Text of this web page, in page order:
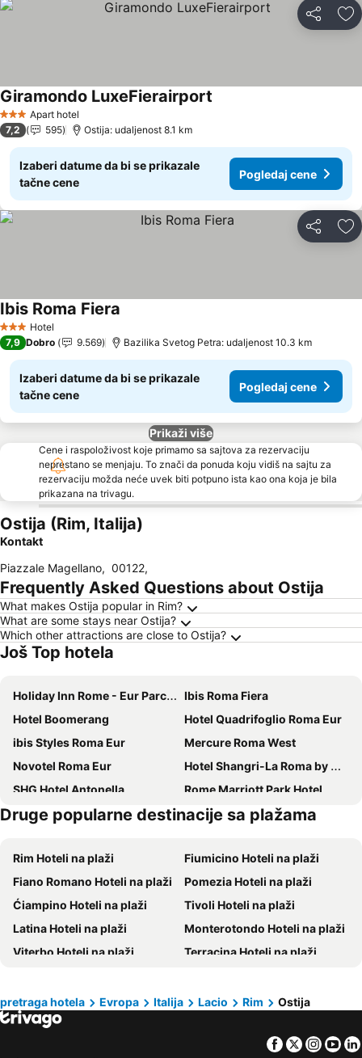
Deli
3 ZvezdiceApart hotel
Giramondo LuxeFierairport
7,2 595 Ostija: udaljenost 8.1 km
Izaberi datume da bi se prikazale
tačne cene
Pogledaj cene
Deli
3 Zvezdice
Hotel
Ibis Roma Fiera
7,9 Dobro 9.569 Bazilika Svetog Petra: udaljenost 10.3 km
Izaberi datume da bi se prikazale
tačne cene
Pogledaj cene
Prikaži više
Cene i raspoloživost koje primamo sa sajtova za rezervaciju
neprestano se menjaju. To znači da ponuda koju vidiš na sajtu za
rezervaciju možda neće uvek biti potpuno ista kao ona koja je bila
prikazana na trivagu.
Ostija (Rim, Italija)
Kontakt
Piazzale Magellano, 00122,
Frequently Asked Questions about Ostija
What makes Ostija popular in Rim?
What are some stays near Ostija?
Which other attractions are close to Ostija?
Još Top hotela
Holiday Inn Rome - Eur Parco Dei Medici By Ihg
Ibis Roma Fiera
Hotel Boomerang
Hotel Quadrifoglio Roma Eur
ibis Styles Roma Eur
Mercure Roma West
Novotel Roma Eur
Hotel Shangri-La Roma by OMNIA hotels
SHG Hotel Antonella
Rome Marriott Park Hotel
Best Western I Triangoli
Hotel American Palace Eur
Hotel La Scaletta
Mancini Park Hotel
B&B HOTEL Roma Fiumicino Aeroporto Fiera 1
Hilton Garden Inn Rome Airport
Hilton Rome Eur La Lama
Hotel Roma Aurelia Antica
Warmthotel
Hilton Rome Airport
Hotel Tiber Rooftop & Wellness
All Time Relais & Sport Hotel
The Caesar Roma
Il Baffetto
B&B HOTEL Roma Fiumicino Aeroporto Fiera 2
Hotel Quadrifoglio by Mancini
Druge popularne destinacije sa plažama
Rim Hoteli na plaži
Fiumicino Hoteli na plaži
Fiano Romano Hoteli na plaži
Pomezia Hoteli na plaži
Ćiampino Hoteli na plaži
Tivoli Hoteli na plaži
Latina Hoteli na plaži
Monterotondo Hoteli na plaži
Viterbo Hoteli na plaži
Terracina Hoteli na plaži
San Felice Circeo Hoteli na plaži
Albano Laziale Hoteli na plaži
Nettuno Hoteli na plaži
Santa Marinella Hoteli na plaži
pretraga hotela Evropa Italija Lacio Rim Ostija
Facebook
Twitter